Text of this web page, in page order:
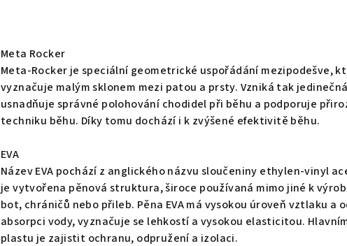
Meta Rocker
Meta-Rocker je speciální geometrické uspořádání mezipodešve,
vyznačuje malým sklonem mezi patou a prsty. Vzniká tak
usnadňuje správné polohování chodidel při běhu a podporuje
techniku běhu. Díky tomu dochází i k zvýšené efektivitě běhu.
EVA
Název EVA pochází z anglického názvu sloučeniny ethylen-vinyl
je vytvořena pěnová struktura, široce používaná mimo jiné k
bot, chráničů nebo přileb. Pěna EVA má vysokou úroveň vztlaku a
absorpci vody, vyznačuje se lehkostí a vysokou elasticitou.
plastu je zajistit ochranu, odpružení a izolaci.